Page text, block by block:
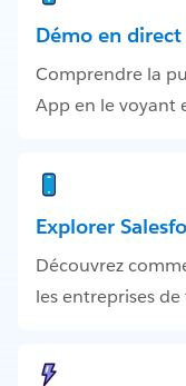
Démo en
Comprendre la
App en le voyant
Explorer
Découvrez
les entreprises